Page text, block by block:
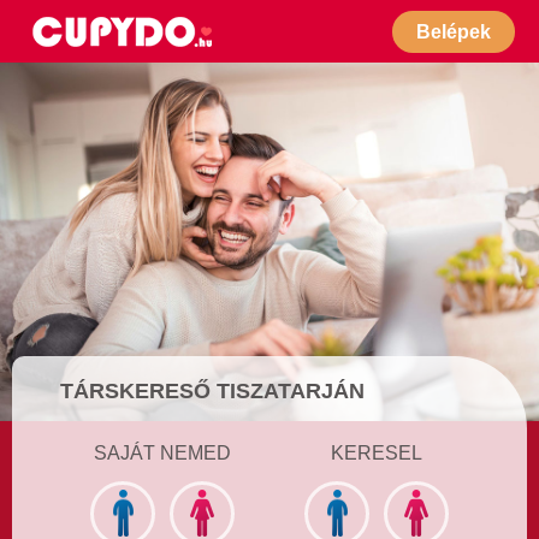
Belépek
TÁRSKERESŐ TISZATARJÁN
SAJÁT NEMED KERESEL